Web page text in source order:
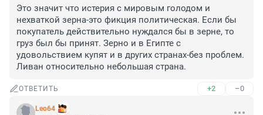
Это значит что истерия с мировым голодом и
нехваткой зерна-это фикция политическая. Если бы
покупатель действительно нуждался бы в зерне, то
груз был бы принят. Зерно и в Египте с
удовольствием купят и в других странах-без проблем.
Ливан относительно небольшая страна.
ОТВЕТИТЬ +2 –0
Leo64